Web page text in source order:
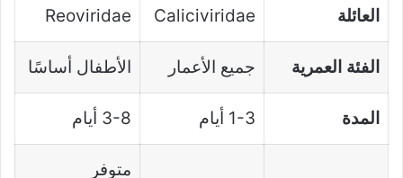
العائلة Caliciviridae
Reoviridae
الفئة العمرية جميع الأعمار الأطفال أساسًا
المدة 1-3 أيام 3-8 أيام
متوفر